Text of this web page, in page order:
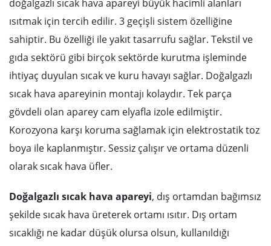
doğalgazlı sıcak hava apareyi büyük hacimli alanları
ısıtmak için tercih edilir. 3 geçişli sistem özelliğine
sahiptir. Bu özelliği ile yakıt tasarrufu sağlar. Tekstil ve
gıda sektörü gibi birçok sektörde kurutma işleminde
ihtiyaç duyulan sıcak ve kuru havayı sağlar. Doğalgazlı
sıcak hava apareyinin montajı kolaydır. Tek parça
gövdeli olan aparey cam elyafla izole edilmiştir.
Korozyona karşı koruma sağlamak için elektrostatik toz
boya ile kaplanmıştır. Sessiz çalışır ve ortama düzenli
olarak sıcak hava üfler.
Doğalgazlı sıcak hava apareyi, dış ortamdan bağımsız
şekilde sıcak hava üreterek ortamı ısıtır. Dış ortam
sıcaklığı ne kadar düşük olursa olsun, kullanıldığı